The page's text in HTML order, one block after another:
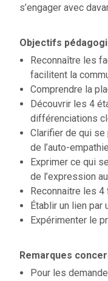
s’engager avec
Objectifs
Reconnaître les
facilitent la
Comprendre la
Découvrir les 4
différenciations
Clarifier de qui
de l’auto-
Exprimer ce qui
de l’expression
Reconnaitre les
Établir un lien par
Expérimenter le
Remarques
Pour les